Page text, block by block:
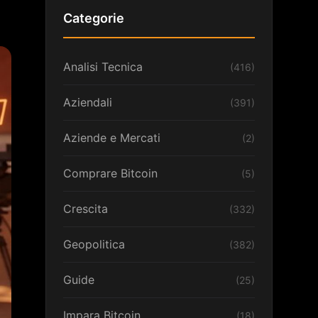
Categorie
Analisi Tecnica (416)
Aziendali (391)
Aziende e Mercati (2)
Comprare Bitcoin (5)
Crescita (332)
Geopolitica (382)
Guide (25)
Impara Bitcoin (18)